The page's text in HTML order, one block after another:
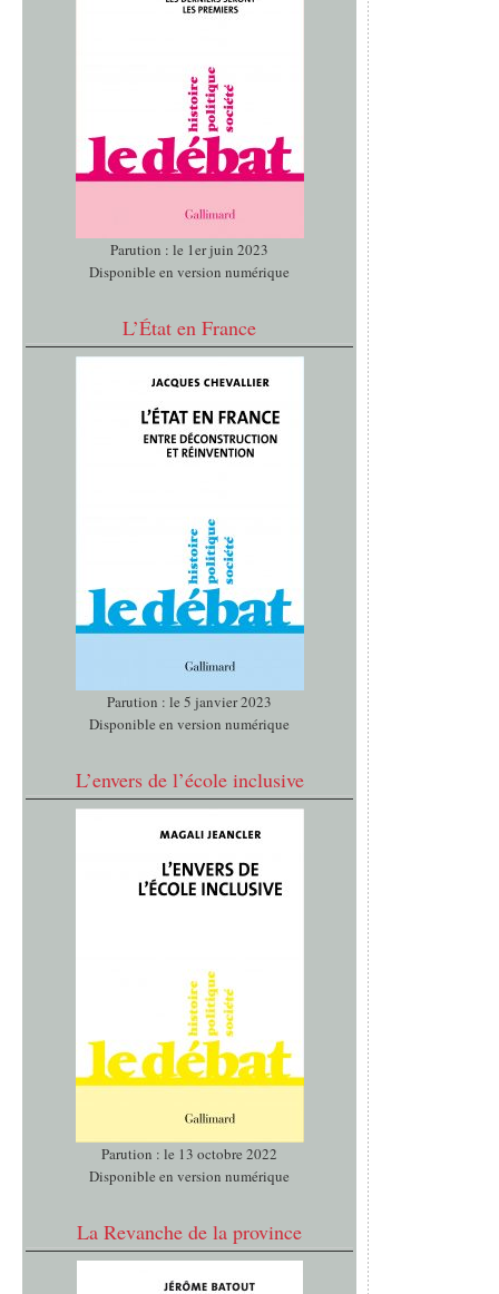
Parution : le 1er juin 2023
Disponible en version numérique
L’État en France
Parution : le 5 janvier 2023
Disponible en version numérique
L’envers de l’école inclusive
Parution : le 13 octobre 2022
Disponible en version numérique
La Revanche de la province